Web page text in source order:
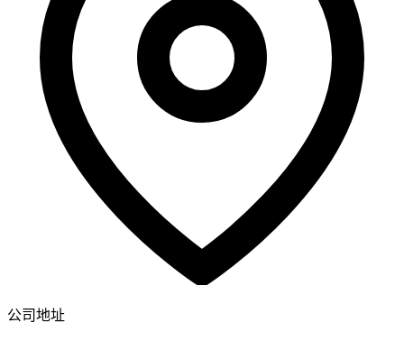
公司地址